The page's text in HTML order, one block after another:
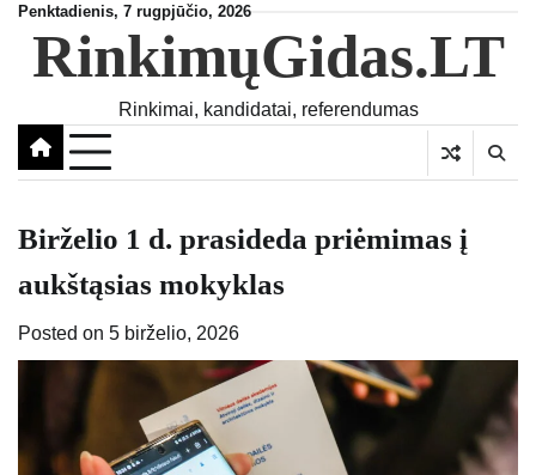
Skip
content
Penktadienis, 7 rugpjūčio, 2026
RinkimųGidas.LT
Rinkimai, kandidatai, referendumas
Birželio 1 d. prasideda priėmimas į
aukštąsias mokyklas
Posted on 5 birželio, 2026